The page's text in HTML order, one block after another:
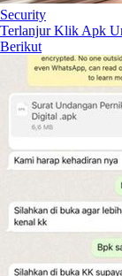
Security
Terlanjur Klik Apk
Berikut